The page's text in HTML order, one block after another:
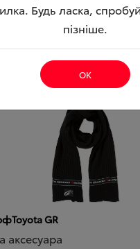
GR
GR
аксесуара
Будь ласка,
пізніше.
ОК